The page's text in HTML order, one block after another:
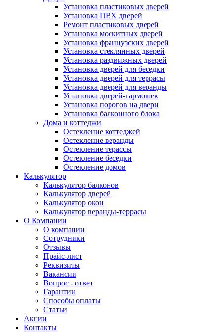
Установка пластиковых дверей
Установка ПВХ дверей
Ремонт пластиковых дверей
Установка москитных дверей
Установка французских дверей
Установка стеклянных дверей
Установка раздвижных дверей
Установка дверей для беседки
Установка дверей для террасы
Установка дверей для веранды
Установка дверей-гармошек
Установка порогов на двери
Установка балконного блока
Дома и коттеджи
Остекление коттеджей
Остекление веранды
Остекление терассы
Остекление беседки
Остекление домов
Калькулятор
Калькулятор балконов
Калькулятор дверей
Калькулятор окон
Калькулятор веранды-террасы
О Компании
О компании
Сотрудники
Отзывы
Прайс-лист
Реквизиты
Вакансии
Вопрос - ответ
Гарантии
Способы оплаты
Статьи
Акции
Контакты